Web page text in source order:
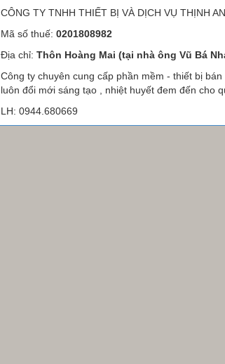
CÔNG TY TNHH THIẾT BỊ VÀ DỊCH VỤ THỊNH AN
Mã số thuế:0201808982
Địa chỉ:Thôn Hoàng Mai (tại nhà ông Vũ Bá
Công ty chuyên cung cấp phần mềm - thiết bị
luôn đổi mới sáng tạo , nhiệt huyết đem đến cho
LH: 0944.680669